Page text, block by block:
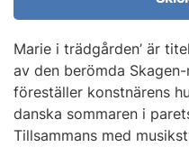
Marie i trädgården’ är
av den berömda
föreställer konstnärens
danska sommaren i
Tillsammans med